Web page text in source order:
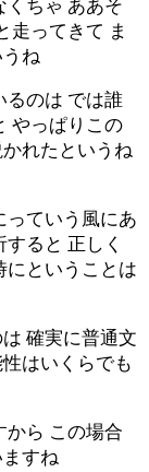
くちゃ ああそ
走ってきて ま
ね
るのは では誰
やっぱりこの
れたというね
っていう風にあ
ると 正しく
にということは
確実に普通文
はいくらでも
から この場合
すね